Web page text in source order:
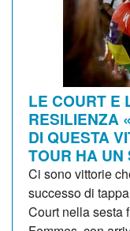
LE COURT E
RESILIENZA
DI QUESTA
TOUR HA UN
Ci sono vittorie
successo di
Court nella sesta